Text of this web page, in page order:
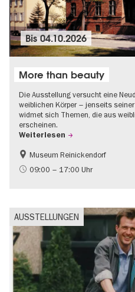
Bis04.10.2026
More than beauty
Die Ausstellung versucht eine
weiblichen Körper – jenseits
widmet sich Themen, die aus
erscheinen.
Weiterlesen
Gratis
Zeitgenössische Kunst
Museum Reinickendorf
09:00 – 17:00 Uhr
AUSSTELLUNGEN